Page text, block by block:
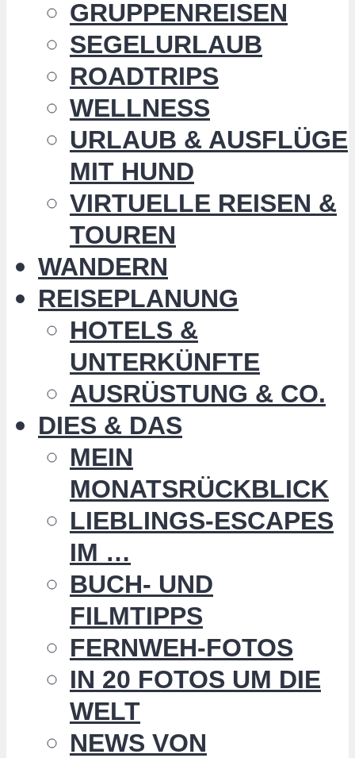
GRUPPENREISEN
SEGELURLAUB
ROADTRIPS
WELLNESS
URLAUB & AUSFLÜGE
MIT HUND
VIRTUELLE REISEN &
TOUREN
WANDERN
REISEPLANUNG
HOTELS &
UNTERKÜNFTE
AUSRÜSTUNG & CO.
DIES & DAS
MEIN
MONATSRÜCKBLICK
LIEBLINGS-ESCAPES
IM …
BUCH- UND
FILMTIPPS
FERNWEH-FOTOS
IN 20 FOTOS UM DIE
WELT
NEWS VON